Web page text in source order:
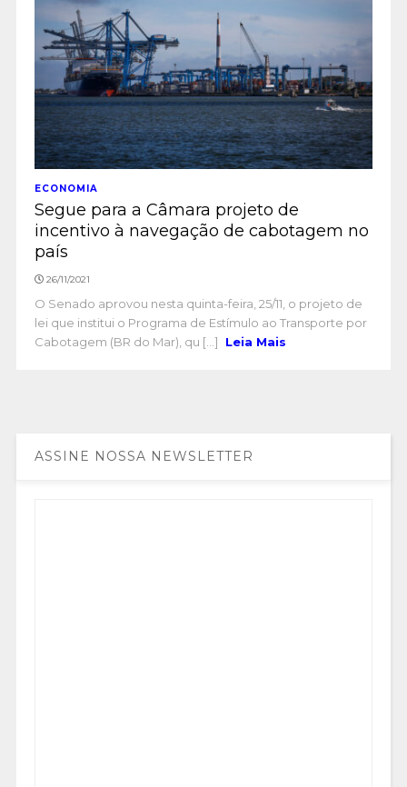
ECONOMIA
Segue para a Câmara projeto de
incentivo à navegação de cabotagem no
país
26/11/2021
O Senado aprovou nesta quinta-feira, 25/11, o projeto de
lei que institui o Programa de Estímulo ao Transporte por
Cabotagem (BR do Mar), qu [...]
Leia Mais
ASSINE NOSSA NEWSLETTER